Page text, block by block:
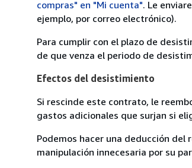
compras" en "Mi cuenta". Le
ejemplo, por correo electrónico).
Para cumplir con el plazo de
de que venza el periodo de
Efectos del desistimiento
Si rescinde este contrato, le
gastos adicionales que surjan si
Podemos hacer una deducción
manipulación innecesaria por su